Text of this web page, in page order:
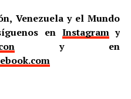
Venezuela y el Mundo
en Instagramy
y en